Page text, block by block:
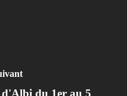
d'Albi du 1er au 5